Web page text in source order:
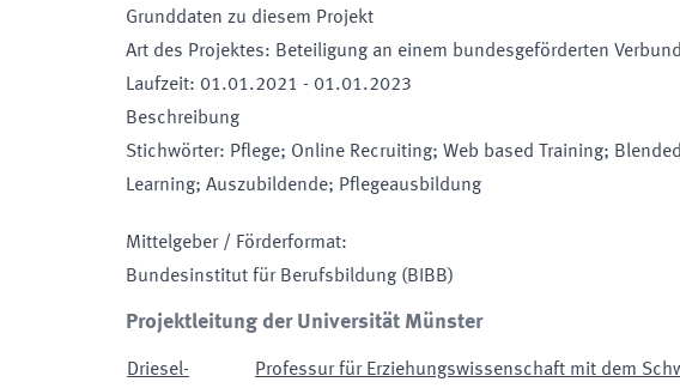
Grunddaten zu diesem Projekt
Art des Projektes: Beteiligung an einem bundesgeförderten Verbund
Laufzeit: 01.01.2021 - 01.01.2023
Beschreibung
Stichwörter: Pflege; Online Recruiting; Web based Training;
Learning; Auszubildende; Pflegeausbildung
Mittelgeber / Förderformat:
Bundesinstitut für Berufsbildung (BIBB)
Projektleitung der Universität Münster
Driesel-
Professur für Erziehungswissenschaft mit dem